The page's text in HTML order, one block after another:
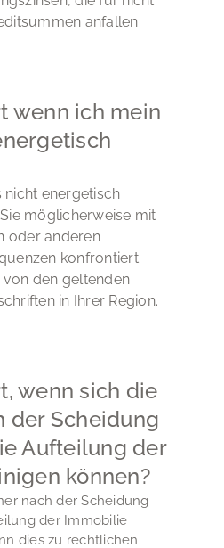
anfallen
wenn ich mein
nicht energetisch
möglicherweise mit
oder anderen
konfrontiert
den geltenden
in Ihrer Region.
wenn sich die
der Scheidung
Aufteilung der
können?
nach der Scheidung
der Immobilie
dies zu rechtlichen